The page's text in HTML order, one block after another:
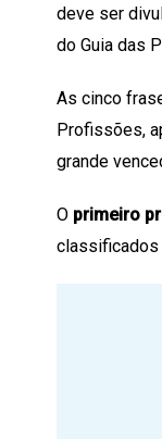
deve ser
do Guia das
As cinco
Profissões,
grande
O primeiro
classificados